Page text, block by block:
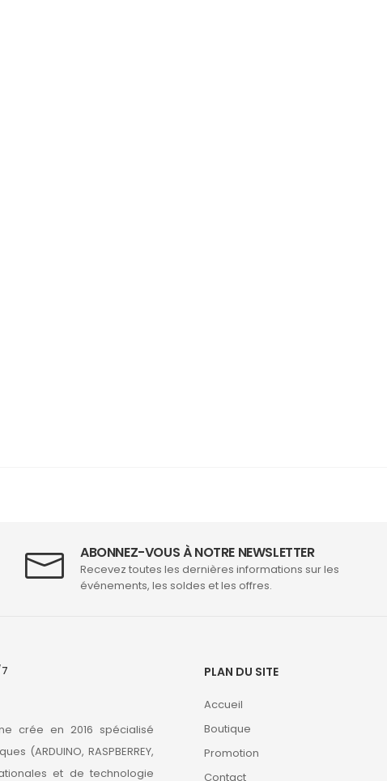
ABONNEZ-VOUS À NOTRE NEWSLETTER
Recevez toutes les dernières informations sur les
événements, les soldes et les offres.
crée en 2016 spécialisé
(ARDUINO, RASPBERREY,
et de technologie
PLAN DU SITE
Accueil
Boutique
Promotion
Contact